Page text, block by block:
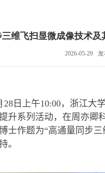
三维飞扫显微成像技术
2026-05-29
28 日 上午10:00，浙江大
升系列活动，在周亦卿
士作题为“高通量同步三
。